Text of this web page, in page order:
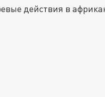
действия в